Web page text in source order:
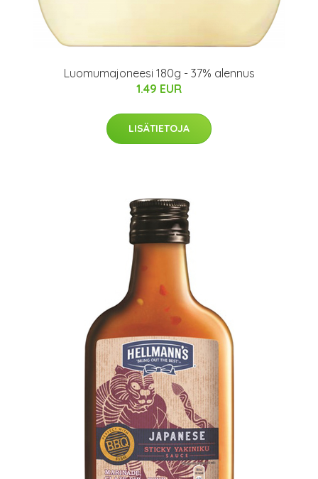
Luomumajoneesi 180g - 37% alennus
1.49 EUR
LISÄTIETOJA